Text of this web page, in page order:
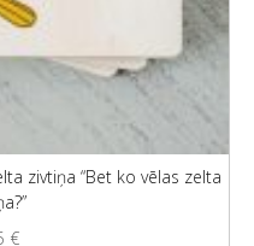
zivtiņa “Bet ko vēlas zelta
€